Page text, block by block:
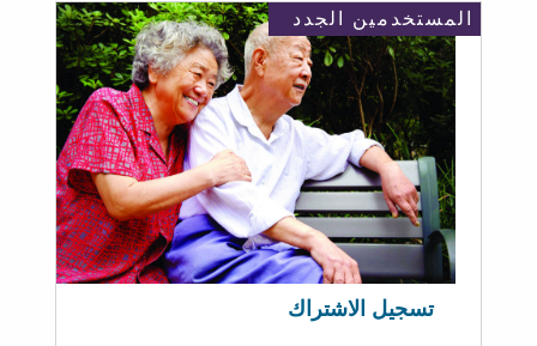
المستخدمين الجدد
تسجيل الاشتراك